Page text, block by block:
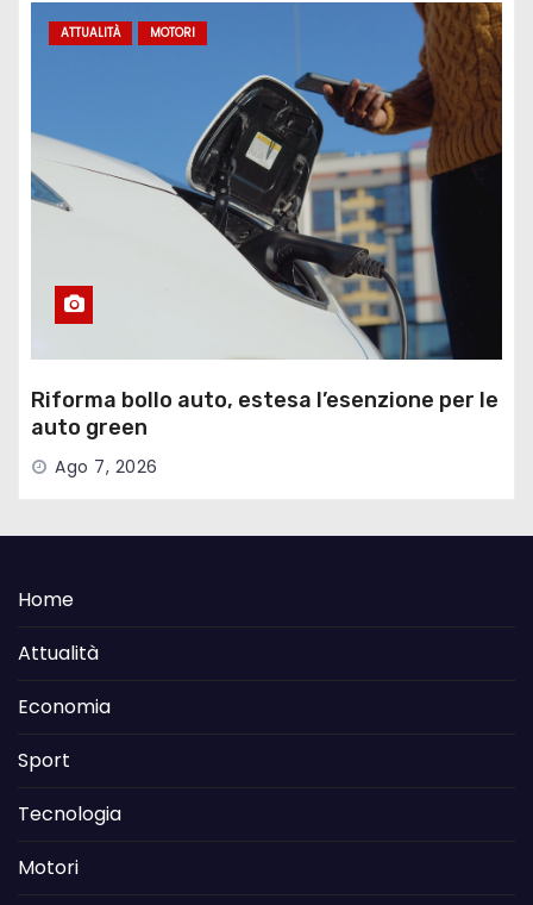
ATTUALITÀ MOTORI
Riforma bollo auto, estesa l’esenzione per le
auto green
Ago 7, 2026
Home
Attualità
Economia
Sport
Tecnologia
Motori